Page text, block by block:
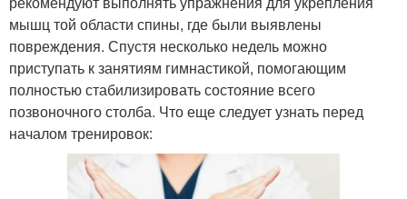
мышц той области спины, где были выявлены
повреждения. Спустя несколько недель можно
приступать к занятиям гимнастикой, помогающим
полностью стабилизировать состояние всего
позвоночного столба. Что еще следует узнать перед
началом тренировок: